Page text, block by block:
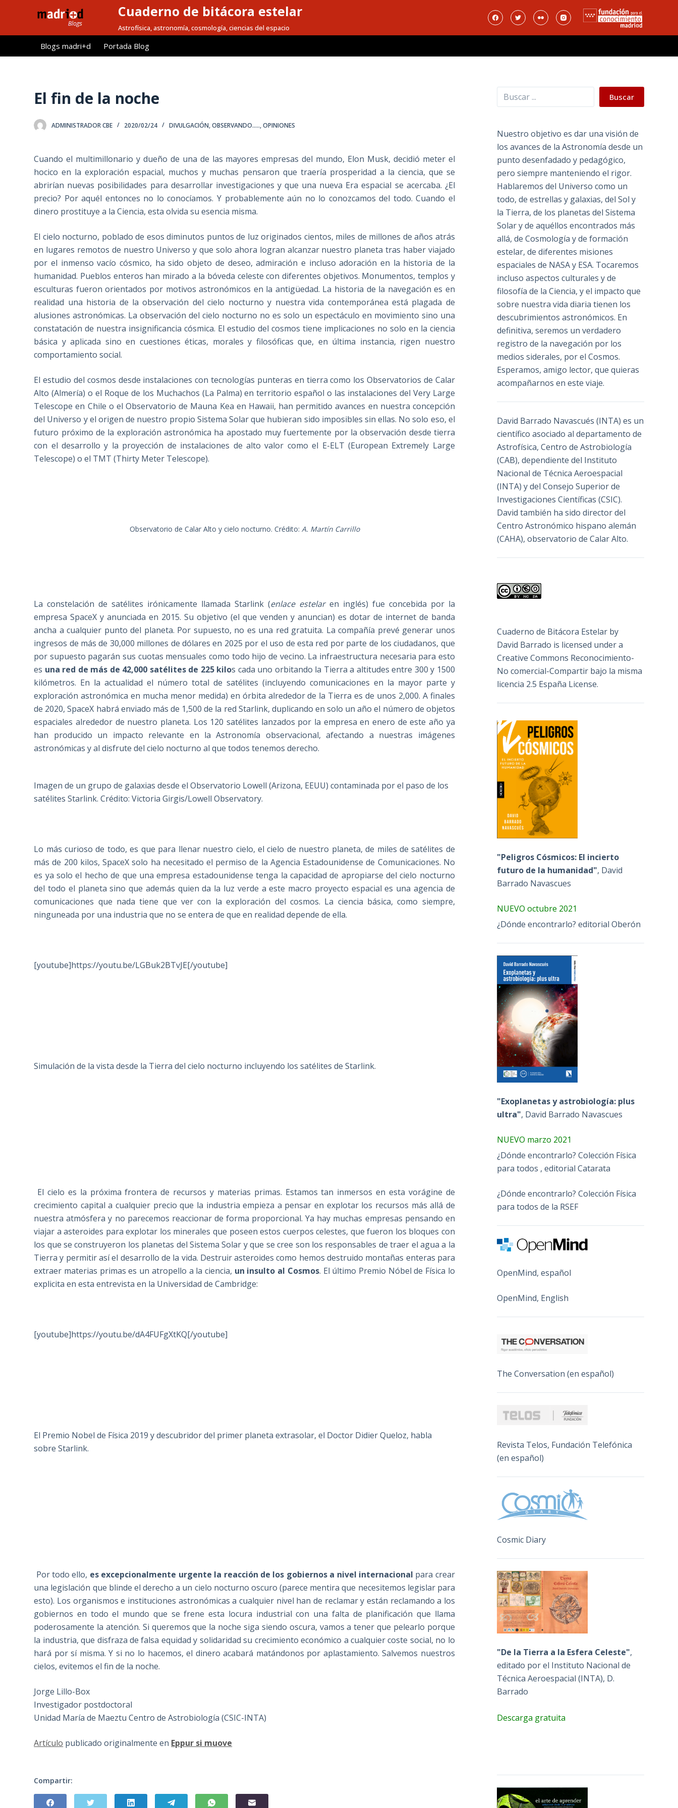
l
Cuaderno de bitácora estelar
Astrofísica, astronomía, cosmología, ciencias del espacio
Blogs madri+d Portada Blog
El fin de la noche
ADMINISTRADOR CBE 2020/02/24 DIVULGACIÓN,OBSERVANDO.....,OPINIONES
Cuando el multimillonario y dueño de una de las mayores empresas del mundo, Elon Musk, decidió meter el
hocico en la exploración espacial, muchos y muchas pensaron que traería prosperidad a la ciencia, que se
abrirían nuevas posibilidades para desarrollar investigaciones y que una nueva Era espacial se acercaba. ¿El
precio? Por aquél entonces no lo conocíamos. Y probablemente aún no lo conozcamos del todo. Cuando el
dinero prostituye a la Ciencia, esta olvida su esencia misma.
El cielo nocturno, poblado de esos diminutos puntos de luz originados cientos, miles de millones de años atrás
en lugares remotos de nuestro Universo y que solo ahora logran alcanzar nuestro planeta tras haber viajado
por el inmenso vacío cósmico, ha sido objeto de deseo, admiración e incluso adoración en la historia de la
humanidad. Pueblos enteros han mirado a la bóveda celeste con diferentes objetivos. Monumentos, templos y
esculturas fueron orientados por motivos astronómicos en la antigüedad. La historia de la navegación es en
realidad una historia de la observación del cielo nocturno y nuestra vida contemporánea está plagada de
alusiones astronómicas. La observación del cielo nocturno no es solo un espectáculo en movimiento sino una
constatación de nuestra insignificancia cósmica. El estudio del cosmos tiene implicaciones no solo en la ciencia
básica y aplicada sino en cuestiones éticas, morales y filosóficas que, en última instancia, rigen nuestro
comportamiento social.
El estudio del cosmos desde instalaciones con tecnologías punteras en tierra como los Observatorios de Calar
Alto (Almería) o el Roque de los Muchachos (La Palma) en territorio español o las instalaciones del Very Large
Telescope en Chile o el Observatorio de Mauna Kea en Hawaii, han permitido avances en nuestra concepción
del Universo y el origen de nuestro propio Sistema Solar que hubieran sido imposibles sin ellas. No solo eso, el
futuro próximo de la exploración astronómica ha apostado muy fuertemente por la observación desde tierra
con el desarrollo y la proyección de instalaciones de alto valor como el E-ELT (European Extremely Large
Telescope) o el TMT (Thirty Meter Telescope).
Observatorio de Calar Alto y cielo nocturno. Crédito: A. Martín Carrillo
La constelación de satélites irónicamente llamada Starlink (enlace estelaren inglés) fue concebida por la
empresa SpaceX y anunciada en 2015. Su objetivo (el que venden y anuncian) es dotar de internet de banda
ancha a cualquier punto del planeta. Por supuesto, no es una red gratuita. La compañía prevé generar unos
ingresos de más de 30,000 millones de dólares en 2025 por el uso de esta red por parte de los ciudadanos, que
por supuesto pagarán sus cuotas mensuales como todo hijo de vecino. La infraestructura necesaria para esto
es una red de más de 42,000 satélites de 225 kilos cada uno orbitando la Tierra a altitudes entre 300 y 1500
kilómetros. En la actualidad el número total de satélites (incluyendo comunicaciones en la mayor parte y
exploración astronómica en mucha menor medida) en órbita alrededor de la Tierra es de unos 2,000. A finales
de 2020, SpaceX habrá enviado más de 1,500 de la red Starlink, duplicando en solo un año el número de objetos
espaciales alrededor de nuestro planeta. Los 120 satélites lanzados por la empresa en enero de este año ya
han producido un impacto relevante en la Astronomía observacional, afectando a nuestras imágenes
astronómicas y al disfrute del cielo nocturno al que todos tenemos derecho.
Imagen de un grupo de galaxias desde el Observatorio Lowell (Arizona, EEUU) contaminada por el paso de los
satélites Starlink. Crédito: Victoria Girgis/Lowell Observatory.
Lo más curioso de todo, es que para llenar nuestro cielo, el cielo de nuestro planeta, de miles de satélites de
más de 200 kilos, SpaceX solo ha necesitado el permiso de la Agencia Estadounidense de Comunicaciones. No
es ya solo el hecho de que una empresa estadounidense tenga la capacidad de apropiarse del cielo nocturno
del todo el planeta sino que además quien da la luz verde a este macro proyecto espacial es una agencia de
comunicaciones que nada tiene que ver con la exploración del cosmos. La ciencia básica, como siempre,
ninguneada por una industria que no se entera de que en realidad depende de ella.
[youtube]https://youtu.be/LGBuk2BTvJE[/youtube]
Simulación de la vista desde la Tierra del cielo nocturno incluyendo los satélites de Starlink.
El cielo es la próxima frontera de recursos y materias primas. Estamos tan inmersos en esta vorágine de
crecimiento capital a cualquier precio que la industria empieza a pensar en explotar los recursos más allá de
nuestra atmósfera y no parecemos reaccionar de forma proporcional. Ya hay muchas empresas pensando en
viajar a asteroides para explotar los minerales que poseen estos cuerpos celestes, que fueron los bloques con
los que se construyeron los planetas del Sistema Solar y que se cree son los responsables de traer el agua a la
Tierra y permitir así el desarrollo de la vida. Destruir asteroides como hemos destruido montañas enteras para
extraer materias primas es un atropello a la ciencia, un insulto al Cosmos. El último Premio Nóbel de Física lo
explicita en esta entrevista en la Universidad de Cambridge:
[youtube]https://youtu.be/dA4FUFgXtKQ[/youtube]
El Premio Nobel de Física 2019 y descubridor del primer planeta extrasolar, el Doctor Didier Queloz, habla
sobre Starlink.
Por todo ello, es excepcionalmente urgente la reacción de los gobiernos a nivel internacional para crear
una legislación que blinde el derecho a un cielo nocturno oscuro (parece mentira que necesitemos legislar para
esto). Los organismos e instituciones astronómicas a cualquier nivel han de reclamar y están reclamando a los
gobiernos en todo el mundo que se frene esta locura industrial con una falta de planificación que llama
poderosamente la atención. Si queremos que la noche siga siendo oscura, vamos a tener que pelearlo porque
la industria, que disfraza de falsa equidad y solidaridad su crecimiento económico a cualquier coste social, no lo
hará por sí misma. Y si no lo hacemos, el dinero acabará matándonos por aplastamiento. Salvemos nuestros
cielos, evitemos el fin de la noche.
Jorge Lillo-Box
Investigador postdoctoral
Unidad María de Maeztu Centro de Astrobiología (CSIC-INTA)
Artículo publicado originalmente en Eppur si muove
Compartir:
Buscar Buscar
Nuestro objetivo es dar una visión de
los avances de la Astronomía desde un
punto desenfadado y pedagógico,
pero siempre manteniendo el rigor.
Hablaremos del Universo como un
todo, de estrellas y galaxias, del Sol y
la Tierra, de los planetas del Sistema
Solar y de aquéllos encontrados más
allá, de Cosmología y de formación
estelar, de diferentes misiones
espaciales de NASA y ESA. Tocaremos
incluso aspectos culturales y de
filosofía de la Ciencia, y el impacto que
sobre nuestra vida diaria tienen los
descubrimientos astronómicos. En
definitiva, seremos un verdadero
registro de la navegación por los
medios siderales, por el Cosmos.
Esperamos, amigo lector, que quieras
acompañarnos en este viaje.
David Barrado Navascués (INTA) es un
científico asociado al departamento de
Astrofísica, Centro de Astrobiología
(CAB), dependiente del Instituto
Nacional de Técnica Aeroespacial
(INTA) y del Consejo Superior de
Investigaciones Científicas (CSIC).
David también ha sido director del
Centro Astronómico hispano alemán
(CAHA), observatorio de Calar Alto.
Cuaderno de Bitácora Estelar by
David Barrado is licensed under a
Creative Commons Reconocimiento-
No comercial-Compartir bajo la misma
licencia 2.5 España License.
"Peligros Cósmicos: El incierto
futuro de la humanidad", David
Barrado Navascues
NUEVO octubre 2021
¿Dónde encontrarlo? editorial Oberón
"Exoplanetas y astrobiología: plus
ultra", David Barrado Navascues
NUEVO marzo 2021
¿Dónde encontrarlo? Colección Física
para todos , editorial Catarata
¿Dónde encontrarlo? Colección Física
para todos de la RSEF
OpenMind, español
OpenMind, English
The Conversation (en español)
Revista Telos, Fundación Telefónica
(en español)
Cosmic Diary
"De la Tierra a la Esfera Celeste",
editado por el Instituto Nacional de
Técnica Aeroespacial (INTA), D.
Barrado
Descarga gratuita